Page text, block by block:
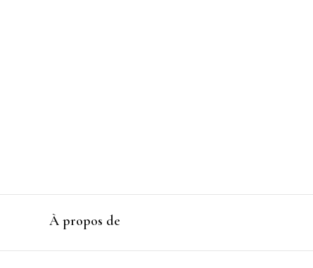
À propos de